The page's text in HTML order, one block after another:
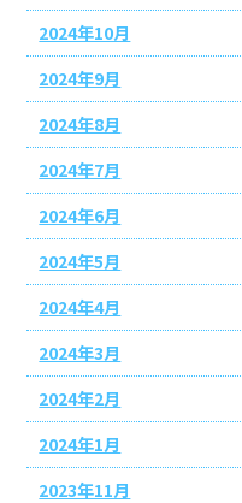
2024年10月
2024年9月
2024年8月
2024年7月
2024年6月
2024年5月
2024年4月
2024年3月
2024年2月
2024年1月
2023年11月